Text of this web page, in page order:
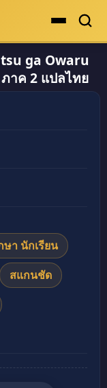
ga Owaru
าค 2 แปลไทย
า นักเรียน
สแกนชัด